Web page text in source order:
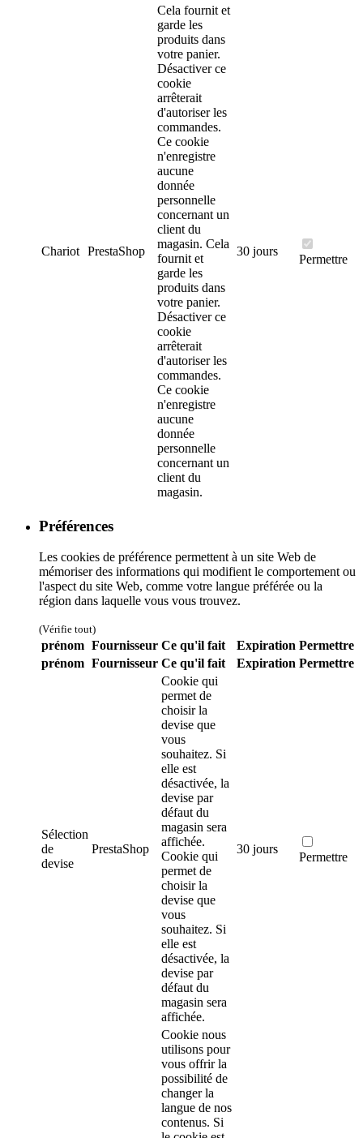
Chariot PrestaShop
Cela fournit et
garde les
produits dans
votre panier.
Désactiver ce
cookie
arrêterait
d'autoriser les
commandes.
Ce cookie
n'enregistre
aucune
donnée
personnelle
concernant un
client du
magasin. Cela
fournit et
garde les
produits dans
votre panier.
Désactiver ce
cookie
arrêterait
d'autoriser les
commandes.
Ce cookie
n'enregistre
aucune
donnée
personnelle
concernant un
client du
magasin.
30 jours
Permettre
Préférences
Les cookies de préférence permettent à un site Web de
mémoriser des informations qui modifient le comportement ou
l'aspect du site Web, comme votre langue préférée ou la
région dans laquelle vous vous trouvez.
(Vérifie tout)
prénom Fournisseur Ce qu'il fait Expiration Permettre
prénom Fournisseur Ce qu'il fait Expiration Permettre
Sélection
de
devise
PrestaShop
Cookie qui
permet de
choisir la
devise que
vous
souhaitez. Si
elle est
désactivée, la
devise par
défaut du
magasin sera
affichée.
Cookie qui
permet de
choisir la
devise que
vous
souhaitez. Si
elle est
désactivée, la
devise par
défaut du
magasin sera
affichée.
30 jours
Permettre
Cookie nous
utilisons pour
vous offrir la
possibilité de
changer la
langue de nos
contenus. Si